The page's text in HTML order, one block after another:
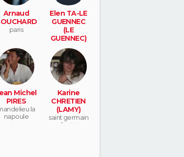
Arnaud
paris
Elen TA-LE
GUENNEC
(LE
GUENNEC)
sur marne
Michel
PIRES
la
napoule
Karine
CHRETIEN
(LAMY)
saint germain
d'ectot